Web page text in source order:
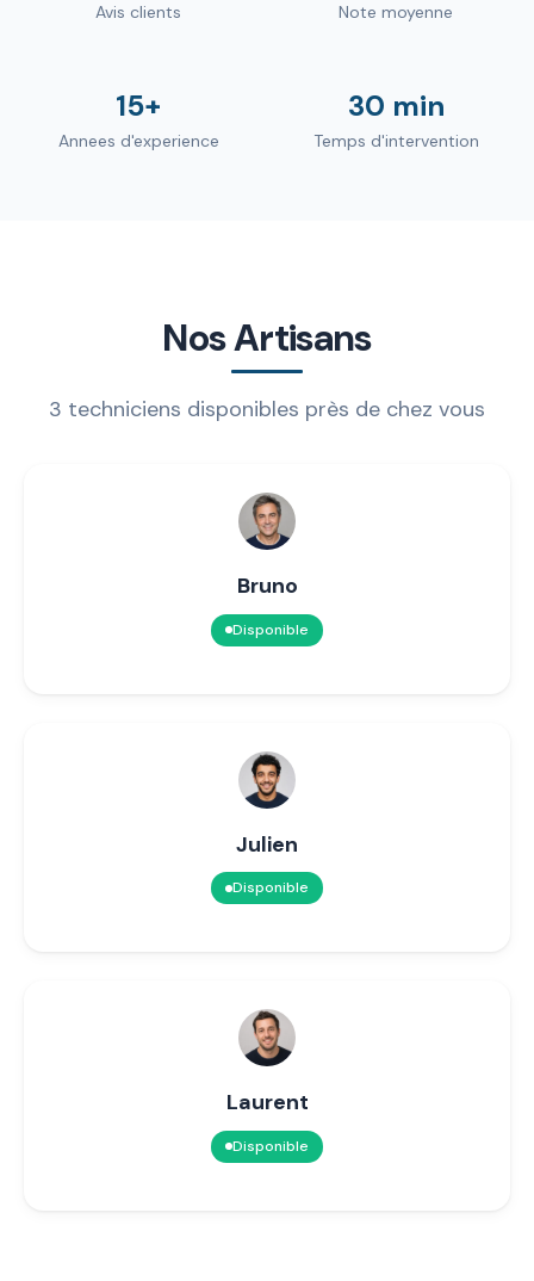
Avis clients Note moyenne
15+
Annees d'experience
30 min
Temps d'intervention
Nos Artisans
3 techniciens disponibles près de chez vous
Bruno
Disponible
Julien
Disponible
Laurent
Disponible